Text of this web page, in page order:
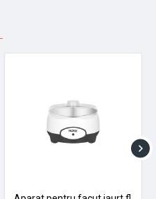
/ înghețată
control consistență,